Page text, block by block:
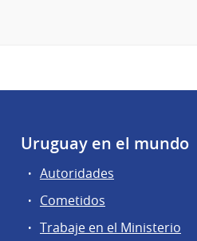
Uruguay en el mundo
Autoridades
Cometidos
Trabaje en el Ministerio